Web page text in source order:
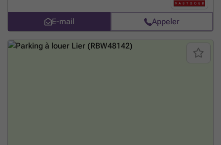
E-mail Appeler